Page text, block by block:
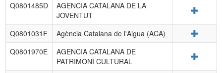
Q0801485D
AGENCIA CATALANA DE LA
JOVENTUT
Q0801031F Agència Catalana de l'Aigua (ACA)
Q0801970E
AGENCIA CATALANA DE
PATRIMONI CULTURAL